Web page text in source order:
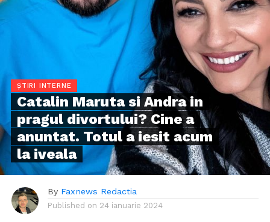
ȘTIRI INTERNE
Catalin Maruta si Andra in
pragul divortului? Cine a
anuntat. Totul a iesit acum
la iveala
By Faxnews Redactia
Published on 24 ianuarie 2024